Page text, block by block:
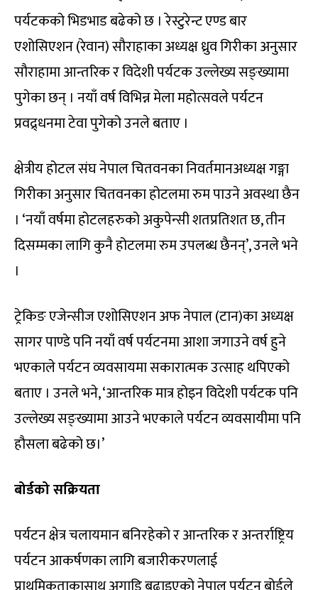
पर्यटकको भिडभाड बढेको छ । रेस्टुरेन्ट एण्ड बार
एशोसिएशन (रेवान) सौराहाका अध्यक्ष ध्रुव गिरीका अनुसार
सौराहामा आन्तरिक र विदेशी पर्यटक उल्लेख्य सङ्ख्यामा
पुगेका छन् । नयाँ वर्ष विभिन्न मेला महोत्सवले पर्यटन
प्रवद्र्धनमा टेवा पुगेको उनले बताए ।
क्षेत्रीय होटल संघ नेपाल चितवनका निवर्तमानअध्यक्ष गङ्गा
गिरीका अनुसार चितवनका होटलमा रुम पाउने अवस्था छैन
। ‘नयाँ वर्षमा होटलहरुको अकुपेन्सी शतप्रतिशत छ, तीन
दिसम्मका लागि कुनै होटलमा रुम उपलब्ध छैनन्’, उनले भने
।
ट्रेकिङ एजेन्सीज एशोसिएशन अफ नेपाल (टान)का अध्यक्ष
सागर पाण्डे पनि नयाँ वर्ष पर्यटनमा आशा जगाउने वर्ष हुने
भएकाले पर्यटन व्यवसायमा सकारात्मक उत्साह थपिएको
बताए । उनले भने, ‘आन्तरिक मात्र होइन विदेशी पर्यटक पनि
उल्लेख्य सङ्ख्यामा आउने भएकाले पर्यटन व्यवसायीमा पनि
हौसला बढेको छ।’
बोर्डको सक्रियता
पर्यटन क्षेत्र चलायमान बनिरहेको र आन्तरिक र अन्तर्राष्ट्रिय
पर्यटन आकर्षणका लागि बजारीकरणलाई